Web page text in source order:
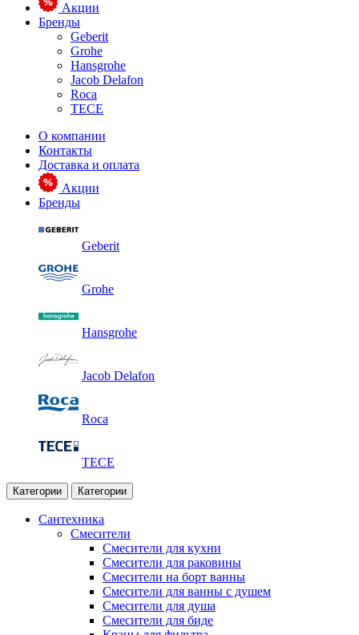
Акции
Бренды
Geberit
Grohe
Hansgrohe
Jacob Delafon
Roca
TECE
О компании
Контакты
Доставка и оплата
Акции
Бренды
Geberit
Grohe
Hansgrohe
Jacob Delafon
Roca
TECE
Категории Категории
Сантехника
Смесители
Смесители для кухни
Смесители для раковины
Смесители на борт ванны
Смесители для ванны с душем
Смесители для душа
Смесители для биде